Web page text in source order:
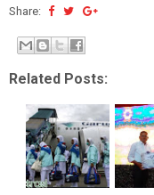
Share:
Related Posts: